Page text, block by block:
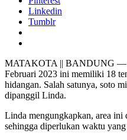
Linkedin
Tumblr
MATAKOTA || BANDUNG —
Februari 2023 ini memiliki 18
hidangan. Salah satunya, soto
dipanggil Linda.
Linda mengungkapkan, area ini
sehingga diperlukan waktu